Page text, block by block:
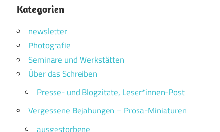
Kategorien
newsletter
Photografie
Seminare und Werkstätten
Über das Schreiben
Presse- und Blogzitate, Leser*innen-Post
Vergessene Bejahungen – Prosa-Miniaturen
ausgestorbene